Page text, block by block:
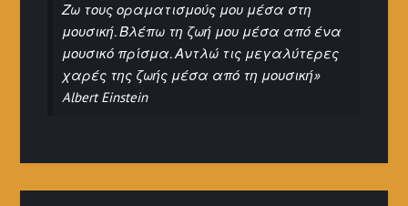
Ζω τους οραματισμούς μου μέσα στη
μουσική. Βλέπω τη ζωή μου μέσα από ένα
μουσικό πρίσμα. Αντλώ τις μεγαλύτερες
χαρές της ζωής μέσα από τη μουσική»
Albert Einstein